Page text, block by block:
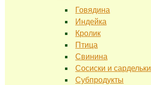
Говядина
Индейка
Кролик
Птица
Свинина
Сосиски и сардельки
Субпродукты